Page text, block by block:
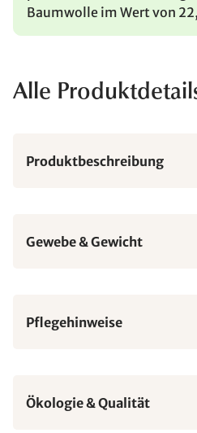
Baumwolle im Wert von
Alle
Produktbeschreibung
Gewebe & Gewicht
Pflegehinweise
Ökologie & Qualität